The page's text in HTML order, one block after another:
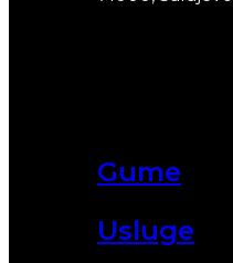
Gume
Usluge